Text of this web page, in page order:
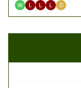
W L L L D